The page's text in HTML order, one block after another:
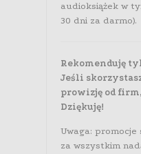
audioksiążek w
30 dni za darmo).
Rekomenduję
Jeśli
prowizję od
Dziękuję!
Uwaga: promocje
za wszystkim